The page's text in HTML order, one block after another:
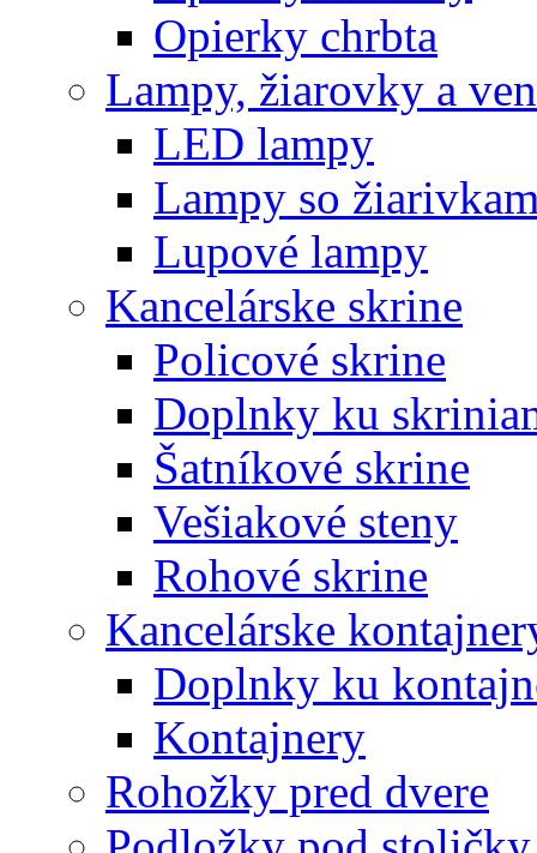
Opierky chrbta
Lampy, žiarovky a
LED lampy
Lampy so
Lupové lampy
Kancelárske skrine
Policové skrine
Doplnky ku
Šatníkové skrine
Vešiakové steny
Rohové skrine
Kancelárske
Doplnky ku
Kontajnery
Rohožky pred dvere